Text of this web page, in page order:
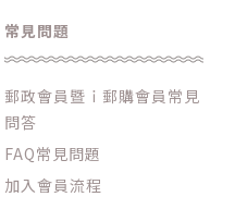
常見問題
郵政會員暨ｉ郵購會員常見
問答
FAQ常見問題
加入會員流程